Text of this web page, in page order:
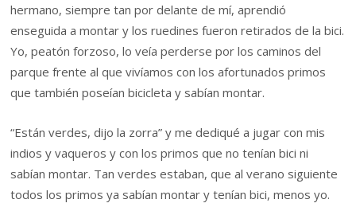
hermano, siempre tan por delante de mí, aprendió
enseguida a montar y los ruedines fueron retirados de la bici.
Yo, peatón forzoso, lo veía perderse por los caminos del
parque frente al que vivíamos con los afortunados primos
que también poseían bicicleta y sabían montar.
“Están verdes, dijo la zorra” y me dediqué a jugar con mis
indios y vaqueros y con los primos que no tenían bici ni
sabían montar. Tan verdes estaban, que al verano siguiente
todos los primos ya sabían montar y tenían bici, menos yo.